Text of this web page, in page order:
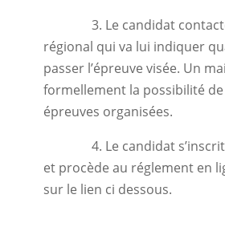
3. Le candidat contacte
régional qui va lui indiquer
passer l’épreuve visée. Un
formellement la possibilité
épreuves organisées.
4. Le candidat s’inscrit
et procède au réglement en
sur le lien ci dessous.